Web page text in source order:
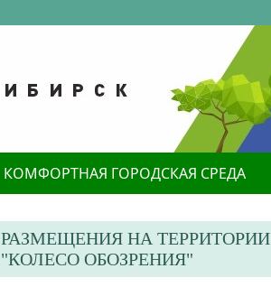
КОМФОРТНАЯ ГОРОДСКАЯ СРЕДА
НА ТЕРРИТОРИИ
ОБОЗРЕНИЯ"